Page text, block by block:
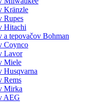
Kränzle
Rupes
Hitachi
a tepovačov Bohman
Coynco
Lavor
Miele
Husqvarna
Rems
Mirka
AEG